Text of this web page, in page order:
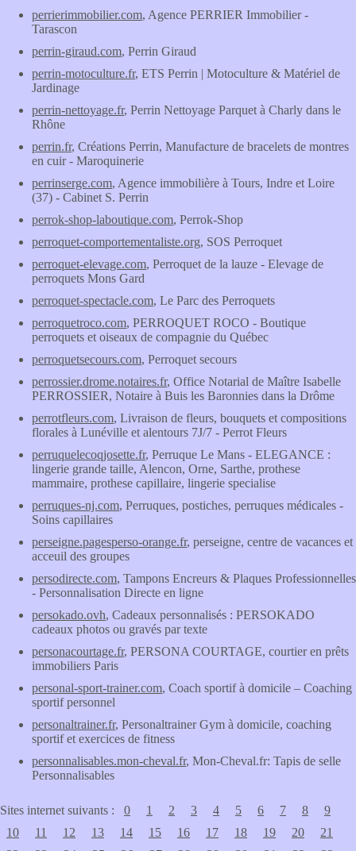
perrierimmobilier.com, Agence PERRIER Immobilier -
Tarascon
perrin-giraud.com, Perrin Giraud
perrin-motoculture.fr, ETS Perrin | Motoculture & Matériel de
Jardinage
perrin-nettoyage.fr, Perrin Nettoyage Parquet à Charly dans le
Rhône
perrin.fr, Créations Perrin, Manufacture de bracelets de montres
en cuir - Maroquinerie
perrinserge.com, Agence immobilière à Tours, Indre et Loire
(37) - Cabinet S. Perrin
perrok-shop-laboutique.com, Perrok-Shop
perroquet-comportementaliste.org, SOS Perroquet
perroquet-elevage.com, Perroquet de la lauze - Elevage de
perroquets Mons Gard
perroquet-spectacle.com, Le Parc des Perroquets
perroquetroco.com, PERROQUET ROCO - Boutique
perroquets et oiseaux de compagnie du Québec
perroquetsecours.com, Perroquet secours
perrossier.drome.notaires.fr, Office Notarial de Maître Isabelle
PERROSSIER, Notaire à Buis les Baronnies dans la Drôme
perrotfleurs.com, Livraison de fleurs, bouquets et compositions
florales à Lunéville et alentours 7J/7 - Perrot Fleurs
perruquelecoqjosette.fr, Perruque Le Mans - ELEGANCE :
lingerie grande taille, Alencon, Orne, Sarthe, prothese
mammaire, prothese capillaire, lingerie specialise
perruques-nj.com, Perruques, postiches, perruques médicales -
Soins capillaires
perseigne.pagesperso-orange.fr, perseigne, centre de vacances et
acceuil des groupes
persodirecte.com, Tampons Encreurs & Plaques Professionnelles
- Personnalisation Directe en ligne
persokado.ovh, Cadeaux personnalisés : PERSOKADO
cadeaux photos ou gravés par texte
personacourtage.fr, PERSONA COURTAGE, courtier en prêts
immobiliers Paris
personal-sport-trainer.com, Coach sportif à domicile – Coaching
sportif personnel
personaltrainer.fr, Personaltrainer Gym à domicile, coaching
sportif et exercices de fitness
personnalisables.mon-cheval.fr, Mon-Cheval.fr: Tapis de selle
Personnalisables
Sites internet suivants : 0 1 2 3 4 5 6 7 8
9
10
11 12 13 14 15 16 17 18 19 20
21